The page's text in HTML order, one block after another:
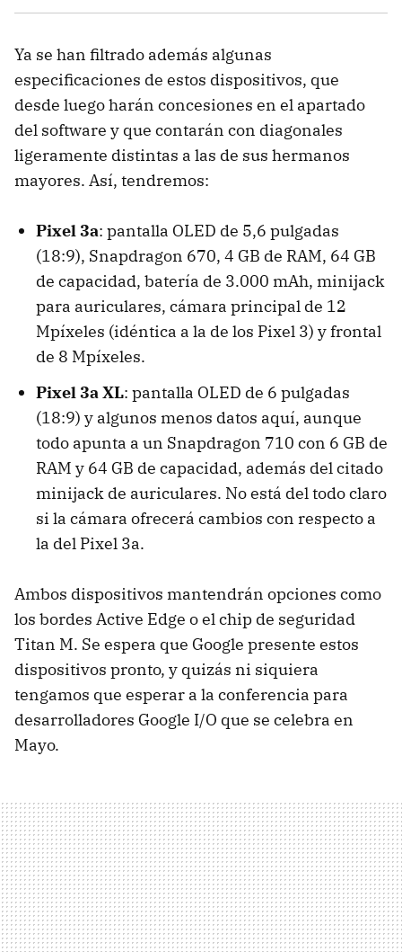
Ya se han filtrado además algunas
especificaciones de estos dispositivos, que
desde luego harán concesiones en el apartado
del software y que contarán con diagonales
ligeramente distintas a las de sus hermanos
mayores. Así, tendremos:
Pixel 3a: pantalla OLED de 5,6 pulgadas
(18:9), Snapdragon 670, 4 GB de RAM, 64 GB
de capacidad, batería de 3.000 mAh, minijack
para auriculares, cámara principal de 12
Mpíxeles (idéntica a la de los Pixel 3) y frontal
de 8 Mpíxeles.
Pixel 3a XL: pantalla OLED de 6 pulgadas
(18:9) y algunos menos datos aquí, aunque
todo apunta a un Snapdragon 710 con 6 GB de
RAM y 64 GB de capacidad, además del citado
minijack de auriculares. No está del todo claro
si la cámara ofrecerá cambios con respecto a
la del Pixel 3a.
Ambos dispositivos mantendrán opciones como
los bordes Active Edge o el chip de seguridad
Titan M. Se espera que Google presente estos
dispositivos pronto, y quizás ni siquiera
tengamos que esperar a la conferencia para
desarrolladores Google I/O que se celebra en
Mayo.